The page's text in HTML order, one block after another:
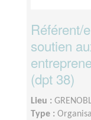
Référent/
soutien
(dpt 38)
Lieu :
Type :